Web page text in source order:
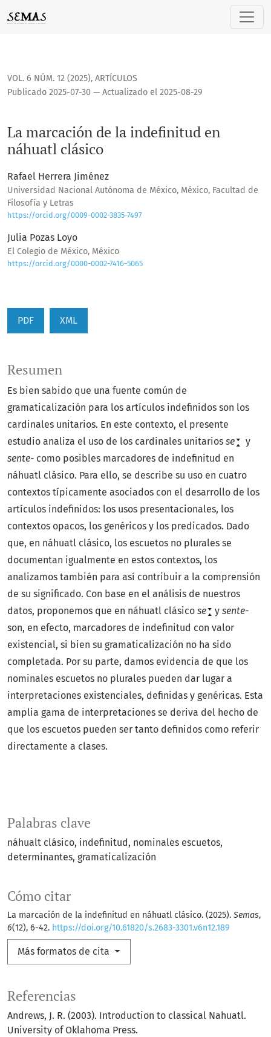
VOL. 6 NÚM. 12 (2025), ARTÍCULOS
La marcación de la indefinitud en
náhuatl clásico
Publicado 2025-07-30 — Actualizado el 2025-08-29
Rafael Herrera Jiménez
Universidad Nacional Autónoma de México, México, Facultad de
Filosofía y Letras
https://orcid.org/0009-0002-3835-7497
Julia Pozas Loyo
El Colegio de México, México
https://orcid.org/0000-0002-7416-5065
PDF XML
Palabras clave
náhualt clásico indefinitud
nominales escuetos
determinantes gramaticalización
Cómo citar
La marcación de la indefinitud en náhuatl clásico. (2025). Semas,
6(12), 6-42. https://doi.org/10.61820/s.2683-3301.v6n12.189
Más formatos de cita
Resumen
Es bien sabido que una fuente común de
gramaticalización para los artículos indefinidos son los
cardinales unitarios. En este contexto, el presente
estudio analiza el uso de los cardinales unitarios se
y
sente- como posibles marcadores de indefinitud en
náhuatl clásico. Para ello, se describe su uso en cuatro
contextos típicamente asociados con el desarrollo de los
artículos indefinidos: los usos presentacionales, los
contextos opacos, los genéricos y los predicados. Dado
que, en náhuatl clásico, los escuetos no plurales se
documentan igualmente en estos contextos, los
analizamos también para así contribuir a la comprensión
de su significado. Con base en el análisis de nuestros
datos, proponemos que en náhuatl clásico se y sente-
son, en efecto, marcadores de indefinitud con valor
existencial, si bien su gramaticalización no ha sido
completada. Por su parte, damos evidencia de que los
nominales escuetos no plurales pueden dar lugar a
interpretaciones existenciales, definidas y genéricas. Esta
amplia gama de interpretaciones se deriva del hecho de
que los escuetos pueden ser tanto definidos como referir
directamente a clases.
Referencias
Andrews, J. R. (2003). Introduction to classical Nahuatl.
University of Oklahoma Press.